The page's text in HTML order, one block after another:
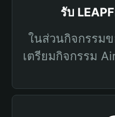
รับ
ในส่วนกิจกรรมข
เตรียมกิจกรรม